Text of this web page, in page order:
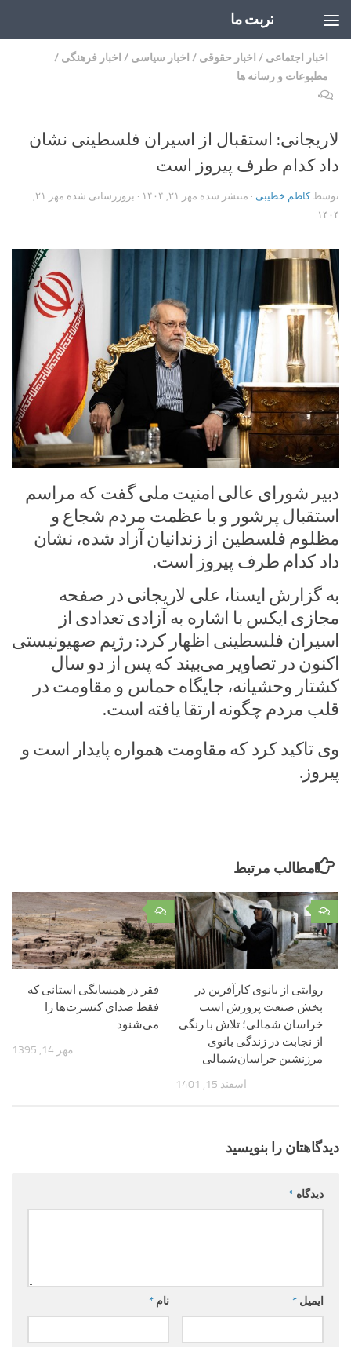
تربت ما
اخبار اجتماعی / اخبار حقوقی / اخبار سیاسی / اخبار فرهنگی /
مطبوعات و رسانه ها
۰
لاریجانی: استقبال از اسیران فلسطینی نشان
داد کدام طرف پیروز است
توسطکاظم خطیبی · منتشر شده مهر ۲۱, ۱۴۰۴ · بروزرسانی شده
مهر ۲۱,
۱۴۰۴
دبیر شورای عالی امنیت ملی گفت که مراسم
استقبال پرشور و با عظمت مردم شجاع و
مظلوم فلسطین از زندانیان آزاد شده، نشان
داد کدام طرف پیروز است.
به گزارش ایسنا، علی لاریجانی در صفحه
مجازی ایکس با اشاره به آزادی تعدادی از
اسیران فلسطینی اظهار کرد: رژیم صهیونیستی
اکنون در تصاویر می‌بیند که پس از دو سال
کشتار وحشیانه، جایگاه حماس و مقاومت در
قلب مردم چگونه ارتقا یافته است.
وی تاکید کرد که مقاومت همواره پایدار است و
پیروز.
مطالب مرتبط
۰
فقر در همسایگی استانی که
فقط صدای کنسرت‌ها را
می‌شنود
مهر 14, 1395
۰
روایتی از بانوی کارآفرین در
بخش صنعت پرورش اسب
خراسان شمالی؛ تلاش با رنگی
از نجابت در زندگی بانوی
مرزنشین خراسان‌شمالی
اسفند 15, 1401
دیدگاهتان را بنویسید
دیدگاه *
نام * ایمیل *